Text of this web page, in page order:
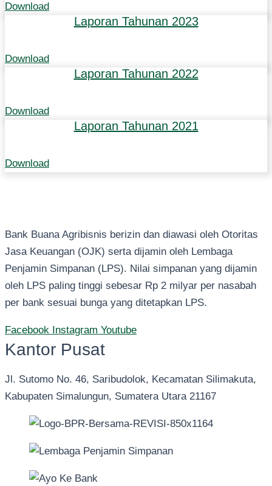
Download
Laporan Tahunan 2023
Download
Laporan Tahunan 2022
Download
Laporan Tahunan 2021
Download
Bank Buana Agribisnis berizin dan diawasi oleh Otoritas
Jasa Keuangan (OJK) serta dijamin oleh Lembaga
Penjamin Simpanan (LPS). Nilai simpanan yang dijamin
oleh LPS paling tinggi sebesar Rp 2 milyar per nasabah
per bank sesuai bunga yang ditetapkan LPS.
Facebook Instagram Youtube
Kantor Pusat
Jl. Sutomo No. 46, Saribudolok, Kecamatan Silimakuta,
Kabupaten Simalungun, Sumatera Utara 21167